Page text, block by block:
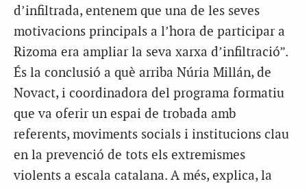
d’infiltrada, entenem que una de les seves
motivacions principals a l’hora de participar a
Rizoma era ampliar la seva xarxa d’infiltració”.
És la conclusió a què arriba Núria Millán, de
Novact, i coordinadora del programa formatiu
que va oferir un espai de trobada amb
referents, moviments socials i institucions clau
en la prevenció de tots els extremismes
violents a escala catalana. A més, explica, la